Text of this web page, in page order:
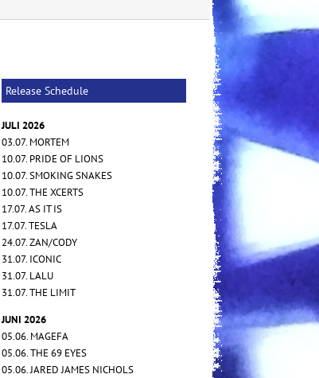
Release Schedule
JULI 2026
03.07. MORTEM
10.07. PRIDE OF LIONS
10.07. SMOKING SNAKES
10.07. THE XCERTS
17.07. AS IT IS
17.07. TESLA
24.07. ZAN/CODY
31.07. ICONIC
31.07. LALU
31.07. THE LIMIT
JUNI 2026
05.06. MAGEFA
05.06. THE 69 EYES
05.06. JARED JAMES NICHOLS